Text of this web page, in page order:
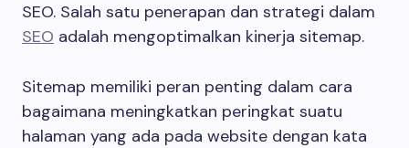
SEO. Salah satu penerapan dan strategi dalam
SEO adalah mengoptimalkan kinerja sitemap.
Sitemap memiliki peran penting dalam cara
bagaimana meningkatkan peringkat suatu
halaman yang ada pada website dengan kata